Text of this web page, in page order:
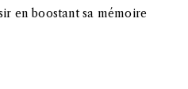
en boostant sa mémoire